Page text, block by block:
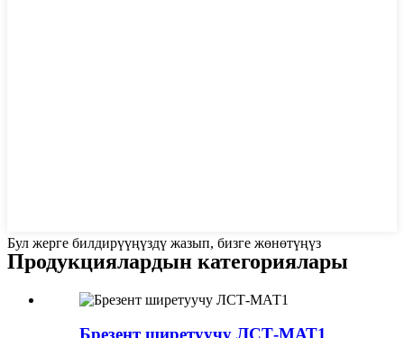
Бул жерге билдирүүңүздү жазып, бизге жөнөтүңүз
Продукциялардын категориялары
Брезент ширетуучу ЛСТ-МАТ1